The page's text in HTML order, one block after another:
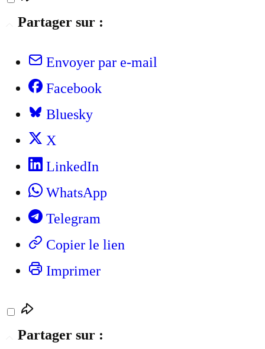
Partager sur :
Envoyer par e-mail
Facebook
Bluesky
X
LinkedIn
WhatsApp
Telegram
Copier le lien
Imprimer
Partager sur :